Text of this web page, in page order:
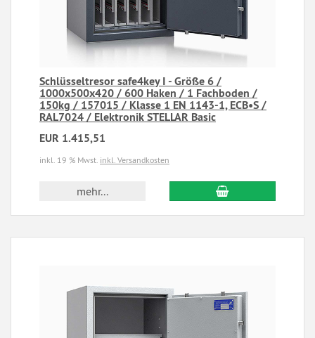
Schlüsseltresor safe4key I - Größe 6 /
1000x500x420 / 600 Haken / 1 Fachboden /
150kg / 157015 / Klasse 1 EN 1143-1, ECB•S /
RAL7024 / Elektronik STELLAR Basic
EUR 1.415,51
inkl. 19 % Mwst. inkl. Versandkosten
mehr...